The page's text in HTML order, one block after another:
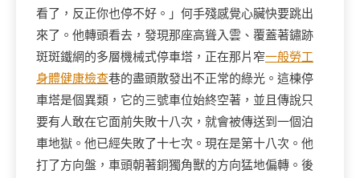
看了，反正你也停不好。」何手殘感覺心臟快要跳出
來了。他轉頭看去，發現那座高聳入雲、覆蓋著鏽跡
斑斑鐵網的多層機械式停車塔，正在那片窄一般勞工
身體健康檢查巷的盡頭散發出不正常的綠光。這棟停
車塔是個異類，它的三號車位始終空著，並且傳說只
要有人敢在它面前失敗十八次，就會被傳送到一個泊
車地獄。他已經失敗了十七次。現在是第十八次。他
打了方向盤，車頭朝著銅獨角獸的方向猛地偏轉。後